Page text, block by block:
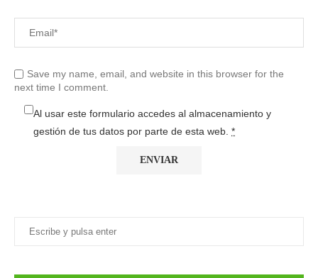
Save my name, email, and website in this browser for the
next time I comment.
Al usar este formulario accedes al almacenamiento y
gestión de tus datos por parte de esta web. *